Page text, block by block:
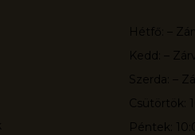
Hétfő: –
Kedd: –
Szerda: –
Csütörtök:
Péntek: